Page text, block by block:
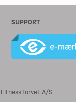
SUPPORT
FitnessTorvet A/S